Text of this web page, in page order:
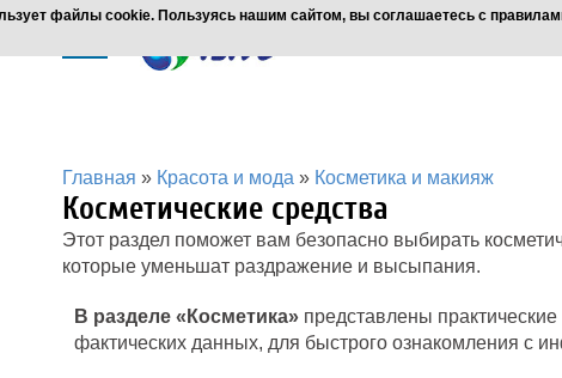
файлы cookie. Пользуясь нашим сайтом, вы соглашаетесь с
Главная » Красота и мода» Косметика и макияж
Косметические средства
Этот раздел поможет вам безопасно выбирать
которые уменьшат раздражение и высыпания.
В разделе «Косметика»представлены
фактических данных, для быстрого ознакомления с